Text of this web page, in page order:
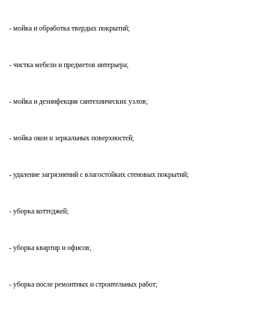
- мойка и обработка твердых покрытий;
- чистка мебели и предметов интерьера;
- мойка и дезинфекция сантехнических узлов;
- мойка окон и зеркальных поверхностей;
- удаление загрязнений с влагостойких стеновых покрытий;
- уборка коттеджей;
- уборка квартир и офисов;
- уборка после ремонтных и строительных работ;